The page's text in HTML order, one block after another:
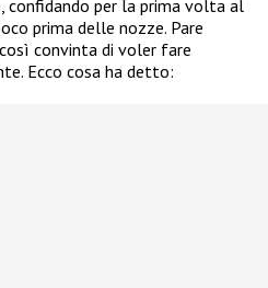
confidando per la prima volta al
prima delle nozze. Pare
convinta di voler fare
Ecco cosa ha detto: